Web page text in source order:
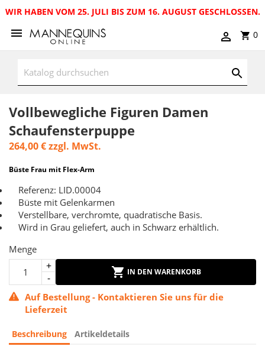
WIR HABEN VOM 25. JULI BIS ZUM 16. AUGUST GESCHLOSSEN.
0
Vollbewegliche Figuren Damen
Schaufensterpuppe
264,00 €zzgl. MwSt.
Büste Frau mit Flex-Arm
Referenz: LID.00004
Büste mit Gelenkarmen
Verstellbare, verchromte, quadratische Basis.
Wird in Grau geliefert, auch in Schwarz erhältlich.
Menge
IN DEN WARENKORB
Auf Bestellung - Kontaktieren Sie uns für die
Lieferzeit
Beschreibung Artikeldetails